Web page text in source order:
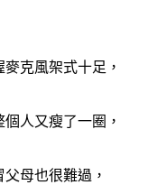
克風架式十足，
人又瘦了一圈，
母也很難過，